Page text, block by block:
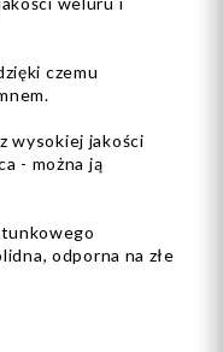
czemu
wysokiej jakości
- można ją
odporna na złe